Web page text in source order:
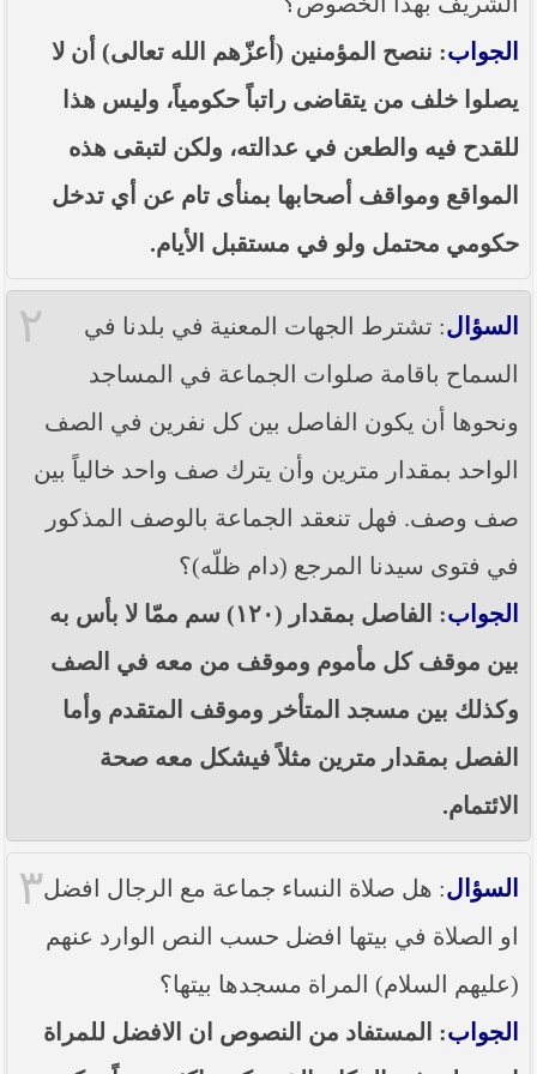
----- تصريح حول الأوضاع الراهنة في العراق
في كربلاء المقدسة فضيلة العلاّمة الشيخ عبد المهدي
) بعد سيطرة (داعش) على مناطق واسعة في محافظتي
نينوى وصلاح الدين وإعلانها أنها تستهدف بقية
المحافظات
بيان صادر من مكتب سماحة السيد السيستاني -دام ظلّه
- في النجف الأشرف حول التطورات الأمنية الأخيرة في
الجواب: ننصح المؤمنين (أعزّهم الله تعالى) أن لا
يصلوا خلف من يتقاضى راتباً حكومياً، وليس هذا
للقدح فيه والطعن في عدالته، ولكن لتبقى هذه
المواقع ومواقف أصحابها بمنأى تام عن أي تدخل
حكومي محتمل ولو في مستقبل الأيام.
٢ السؤال: تشترط الجهات المعنية في بلدنا في
السماح باقامة صلوات الجماعة في المساجد
ونحوها أن يكون الفاصل بين كل نفرين في الصف
الواحد بمقدار مترين وأن يترك صف واحد خالياً بين
صف وصف. فهل تنعقد الجماعة بالوصف المذكور
في فتوى سيدنا المرجع (دام ظلّه)؟
الجواب
: الفاصل بمقدار (١٢٠) سم ممّا لا بأس به
بين موقف كل مأموم وموقف من معه في الصف
وكذلك بين مسجد المتأخر وموقف المتقدم وأما
الفصل بمقدار مترين مثلاً فيشكل معه صحة
الائتمام.
٣ السؤال: هل صلاة النساء جماعة مع الرجال افضل
او الصلاة في بيتها افضل حسب النص الوارد عنهم
(عليهم السلام) المراة مسجدها بيتها؟
الجواب: المستفاد من النصوص ان الافضل للمراة